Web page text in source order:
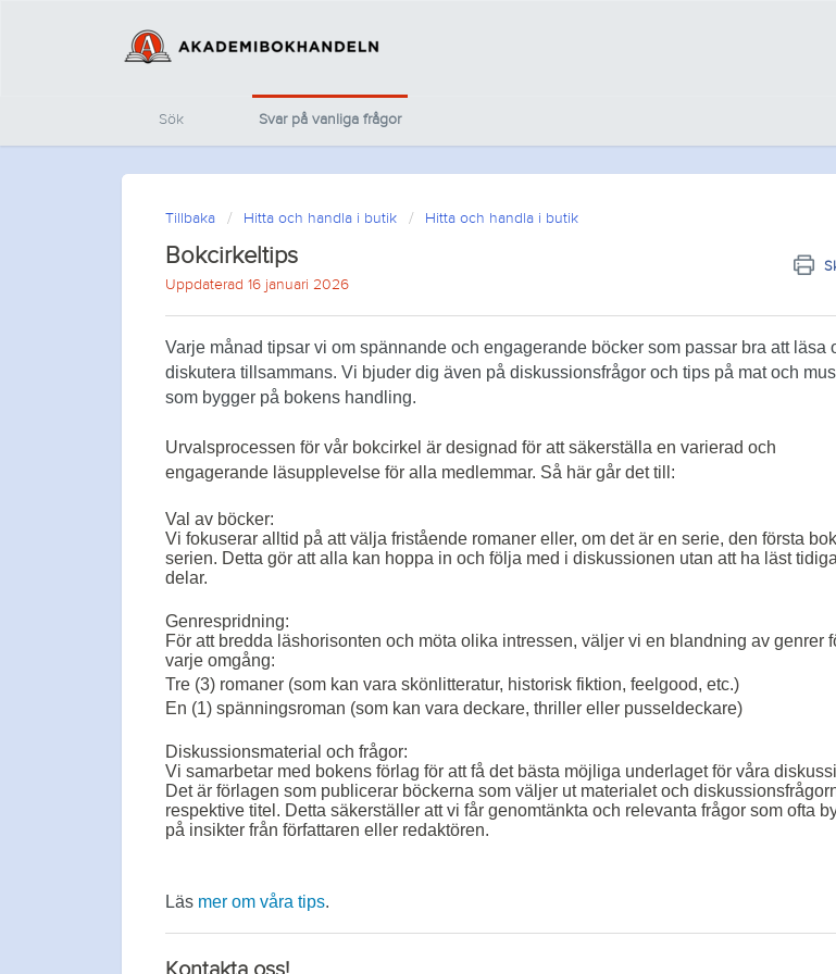
Sök Svar på vanliga frågor
Tillbaka Hitta och handla i butik Hitta och handla i butik
Bokcirkeltips
Uppdaterad 16 januari 2026
Varje månad tipsar vi om spännande och engagerande böcker som passar bra att läsa
diskutera tillsammans. Vi bjuder dig även på diskussionsfrågor och tips på mat och
som bygger på bokens handling.
Urvalsprocessen för vår bokcirkel är designad för att säkerställa en varierad och
engagerande läsupplevelse för alla medlemmar. Så här går det till:
Val av böcker:
Vi fokuserar alltid på att välja fristående romaner eller, om det är en serie, den första
serien. Detta gör att alla kan hoppa in och följa med i diskussionen utan att ha läst
delar.
Genrespridning:
För att bredda läshorisonten och möta olika intressen, väljer vi en blandning av genrer
varje omgång:
Tre (3) romaner (som kan vara skönlitteratur, historisk fiktion, feelgood, etc.)
En (1) spänningsroman (som kan vara deckare, thriller eller pusseldeckare)
Diskussionsmaterial och frågor:
Vi samarbetar med bokens förlag för att få det bästa möjliga underlaget för våra
Det är förlagen som publicerar böckerna som väljer ut materialet och
respektive titel. Detta säkerställer att vi får genomtänkta och relevanta frågor som ofta
på insikter från författaren eller redaktören.
Läs mer om våra tips.